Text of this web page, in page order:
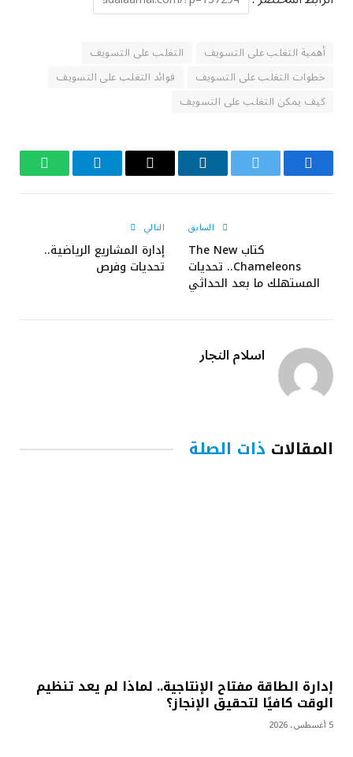
أهمية التغلب على التسويف
التغلب على التسويف
خطوات التغلب على التسويف
فوائد التغلب على التسويف
كيف يمكن التغلب على التسويف
فيسبوك تويتر لينكدإن
البريد
تيلقرام واتساب
السابق
كتاب The New
Chameleons.. تحديات
المستهلك ما بعد الحداثي
التالي
إدارة المشاريع الرياضية..
تحديات وفرص
اسلام النجار
المقالات ذات الصلة
إدارة الطاقة مفتاح الإنتاجية.. لماذا لم يعد تنظيم
الوقت كافيًا لتحقيق الإنجاز؟
5 أغسطس، 2026